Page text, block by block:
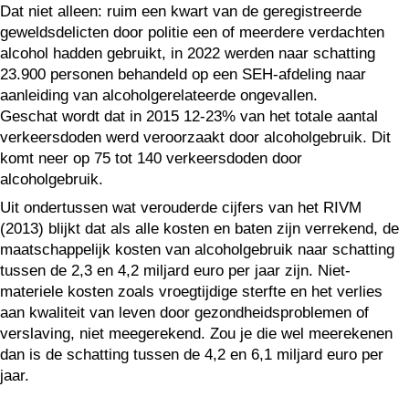
Dat niet alleen: ruim een kwart van de geregistreerde
geweldsdelicten door politie een of meerdere verdachten
alcohol hadden gebruikt, in 2022 werden naar schatting
23.900 personen behandeld op een SEH-afdeling naar
aanleiding van alcoholgerelateerde ongevallen.
Geschat wordt dat in 2015 12-23% van het totale aantal
verkeersdoden werd veroorzaakt door alcoholgebruik. Dit
komt neer op 75 tot 140 verkeersdoden door
alcoholgebruik.
Uit ondertussen wat verouderde cijfers van het RIVM
(2013) blijkt dat als alle kosten en baten zijn verrekend, de
maatschappelijk kosten van alcoholgebruik naar schatting
tussen de 2,3 en 4,2 miljard euro per jaar zijn. Niet-
materiele kosten zoals vroegtijdige sterfte en het verlies
aan kwaliteit van leven door gezondheidsproblemen of
verslaving, niet meegerekend. Zou je die wel meerekenen
dan is de schatting tussen de 4,2 en 6,1 miljard euro per
jaar.